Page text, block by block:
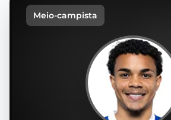
Meio-campista